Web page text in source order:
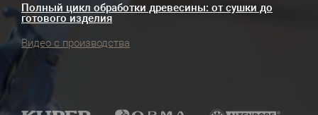
Полный цикл обработки древесины: от сушки до
готового изделия
Видео с производства